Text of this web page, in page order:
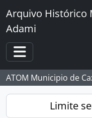
Skip to main content
Arquivo Histórico
Adami
Toggle
ATOM Municipio de
Limite